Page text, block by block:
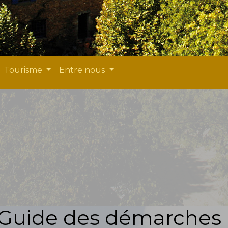
Tourisme Entre nous
des démarches